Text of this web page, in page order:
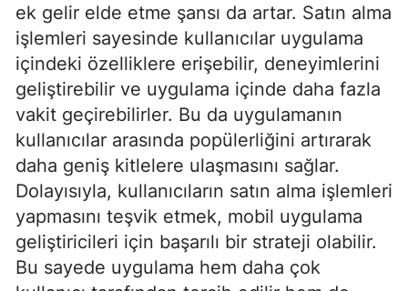
ek gelir elde etme şansı da artar. Satın alma
işlemleri sayesinde kullanıcılar uygulama
içindeki özelliklere erişebilir, deneyimlerini
geliştirebilir ve uygulama içinde daha fazla
vakit geçirebilirler. Bu da uygulamanın
kullanıcılar arasında popülerliğini artırarak
daha geniş kitlelere ulaşmasını sağlar.
Dolayısıyla, kullanıcıların satın alma işlemleri
yapmasını teşvik etmek, mobil uygulama
geliştiricileri için başarılı bir strateji olabilir.
Bu sayede uygulama hem daha çok